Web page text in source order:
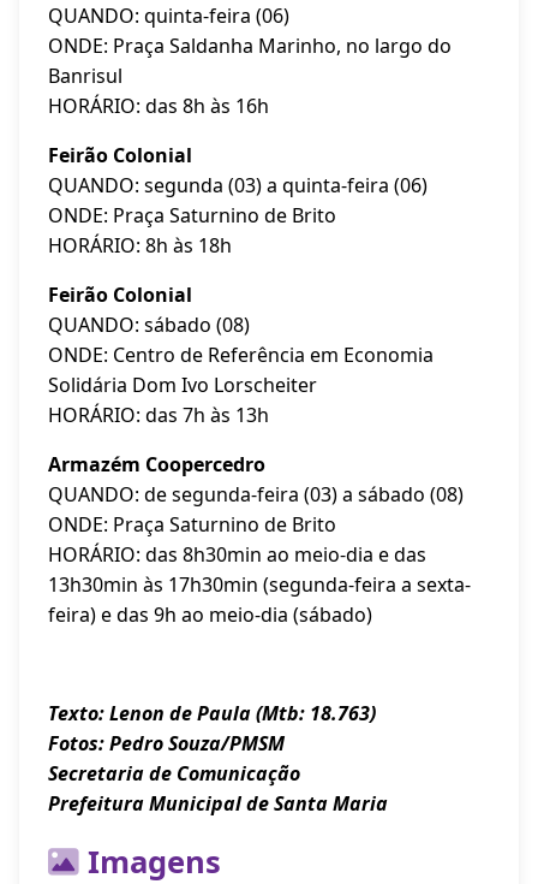
QUANDO: quinta-feira (06)
ONDE: Praça Saldanha Marinho, no largo do
Banrisul
HORÁRIO: das 8h às 16h
Feirão Colonial
QUANDO: segunda (03) a quinta-feira (06)
ONDE: Praça Saturnino de Brito
HORÁRIO: 8h às 18h
Feirão Colonial
QUANDO: sábado (08)
ONDE: Centro de Referência em Economia
Solidária Dom Ivo Lorscheiter
HORÁRIO: das 7h às 13h
Armazém Coopercedro
QUANDO: de segunda-feira (03) a sábado (08)
ONDE: Praça Saturnino de Brito
HORÁRIO: das 8h30min ao meio-dia e das
13h30min às 17h30min (segunda-feira a sexta-
feira) e das 9h ao meio-dia (sábado)
Texto: Lenon de Paula (Mtb: 18.763)
Fotos: Pedro Souza/PMSM
Secretaria de Comunicação
Prefeitura Municipal de Santa Maria
Imagens